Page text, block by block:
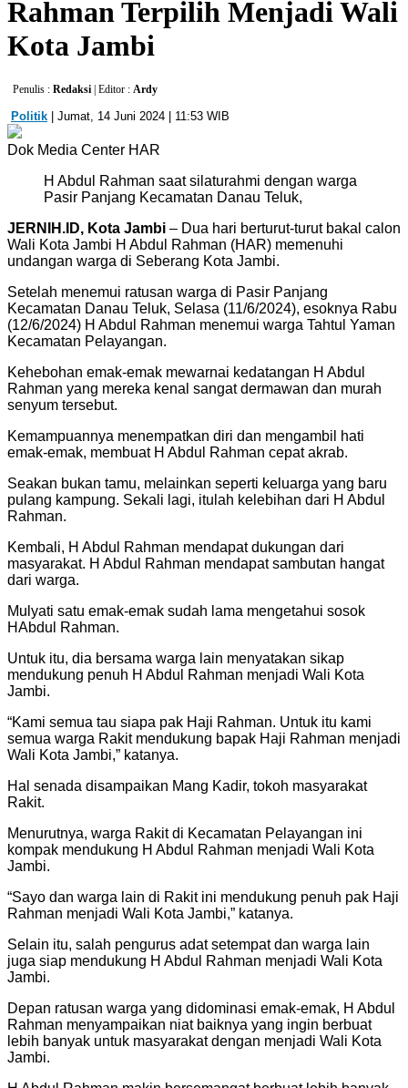
Rahman Terpilih Menjadi Wali
Kota Jambi
Penulis : Redaksi | Editor : Ardy
Politik | Jumat, 14 Juni 2024 | 11:53 WIB
Dok Media Center HAR
H Abdul Rahman saat silaturahmi dengan warga
Pasir Panjang Kecamatan Danau Teluk,
JERNIH.ID, Kota Jambi – Dua hari berturut-turut bakal calon
Wali Kota Jambi H Abdul Rahman (HAR) memenuhi
undangan warga di Seberang Kota Jambi.
Setelah menemui ratusan warga di Pasir Panjang
Kecamatan Danau Teluk, Selasa (11/6/2024), esoknya Rabu
(12/6/2024) H Abdul Rahman menemui warga Tahtul Yaman
Kecamatan Pelayangan.
Kehebohan emak-emak mewarnai kedatangan H Abdul
Rahman yang mereka kenal sangat dermawan dan murah
senyum tersebut.
Kemampuannya menempatkan diri dan mengambil hati
emak-emak, membuat H Abdul Rahman cepat akrab.
Seakan bukan tamu, melainkan seperti keluarga yang baru
pulang kampung. Sekali lagi, itulah kelebihan dari H Abdul
Rahman.
Kembali, H Abdul Rahman mendapat dukungan dari
masyarakat. H Abdul Rahman mendapat sambutan hangat
dari warga.
Mulyati satu emak-emak sudah lama mengetahui sosok
HAbdul Rahman.
Untuk itu, dia bersama warga lain menyatakan sikap
mendukung penuh H Abdul Rahman menjadi Wali Kota
Jambi.
“Kami semua tau siapa pak Haji Rahman. Untuk itu kami
semua warga Rakit mendukung bapak Haji Rahman menjadi
Wali Kota Jambi,” katanya.
Hal senada disampaikan Mang Kadir, tokoh masyarakat
Rakit.
Menurutnya, warga Rakit di Kecamatan Pelayangan ini
kompak mendukung H Abdul Rahman menjadi Wali Kota
Jambi.
“Sayo dan warga lain di Rakit ini mendukung penuh pak Haji
Rahman menjadi Wali Kota Jambi,” katanya.
Selain itu, salah pengurus adat setempat dan warga lain
juga siap mendukung H Abdul Rahman menjadi Wali Kota
Jambi.
Depan ratusan warga yang didominasi emak-emak, H Abdul
Rahman menyampaikan niat baiknya yang ingin berbuat
lebih banyak untuk masyarakat dengan menjadi Wali Kota
Jambi.